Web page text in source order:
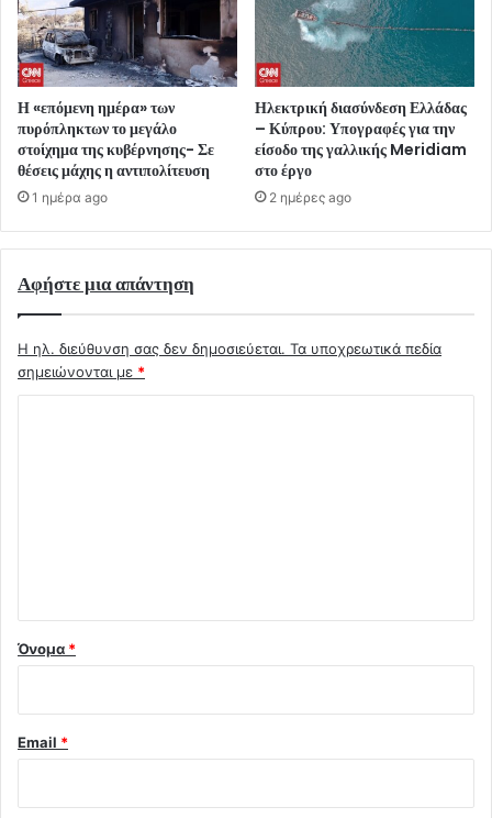
Η «επόμενη ημέρα» των
πυρόπληκτων το μεγάλο
στοίχημα της κυβέρνησης- Σε
θέσεις μάχης η αντιπολίτευση
1 ημέρα ago
Ηλεκτρική διασύνδεση Ελλάδας
– Κύπρου: Υπογραφές για την
είσοδο της γαλλικής Meridiam
στο έργο
2 ημέρες ago
Αφήστε μια απάντηση
Η ηλ. διεύθυνση σας δεν δημοσιεύεται. Τα υποχρεωτικά πεδία
σημειώνονται με *
Όνομα *
Email *